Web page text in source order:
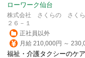
ローワーク仙台
株式会社 さくらの さくら
２６－１
正社員以外
月給 210,000円 ～
福祉・介護タクシーのケ